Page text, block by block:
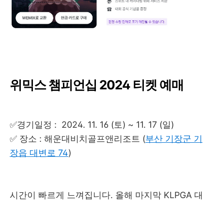
위믹스 챔피언십 2024 티켓 예매
✅경기일정 : 2024. 11. 16 (토) ~ 11. 17 (일)
✅ 장소 : 해운대비치골프앤리조트 (부산 기장군 기
장읍 대변로 74)
시간이 빠르게 느껴집니다. 올해 마지막 KLPGA 대